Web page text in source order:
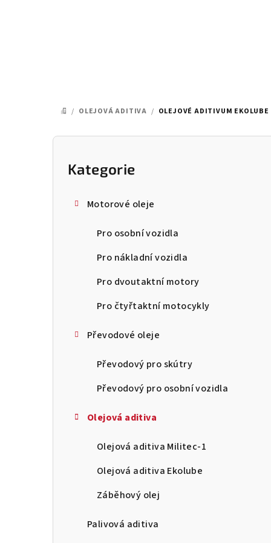
DOMŮ
/ OLEJOVÁ ADITIVA / OLEJOVÉ ADITIVUM EKOLUBE
P
Přeskočit
kategorie
Kategorie
Motorové oleje
Pro osobní vozidla
Pro nákladní vozidla
Pro dvoutaktní motory
Pro čtyřtaktní motocykly
Převodové oleje
Převodový pro skútry
Převodový pro osobní vozidla
Olejová aditiva
Olejová aditiva Militec-1
Olejová aditiva Ekolube
Záběhový olej
Palivová aditiva